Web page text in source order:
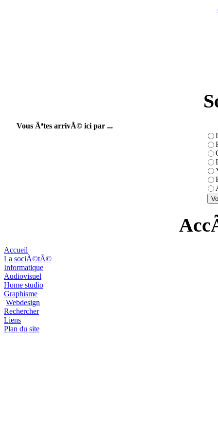
Vous Ãªtes arrivÃ© ici par ...
Accueil
La sociÃ©tÃ©
Informatique
Audiovisuel
Home studio
Graphisme
Webdesign
Rechercher
Liens
Plan du site